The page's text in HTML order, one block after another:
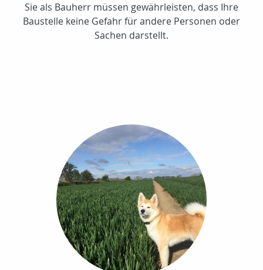
Sie als Bauherr müssen gewährleisten, dass Ihre
Baustelle keine Gefahr für andere Personen oder
Sachen darstellt.